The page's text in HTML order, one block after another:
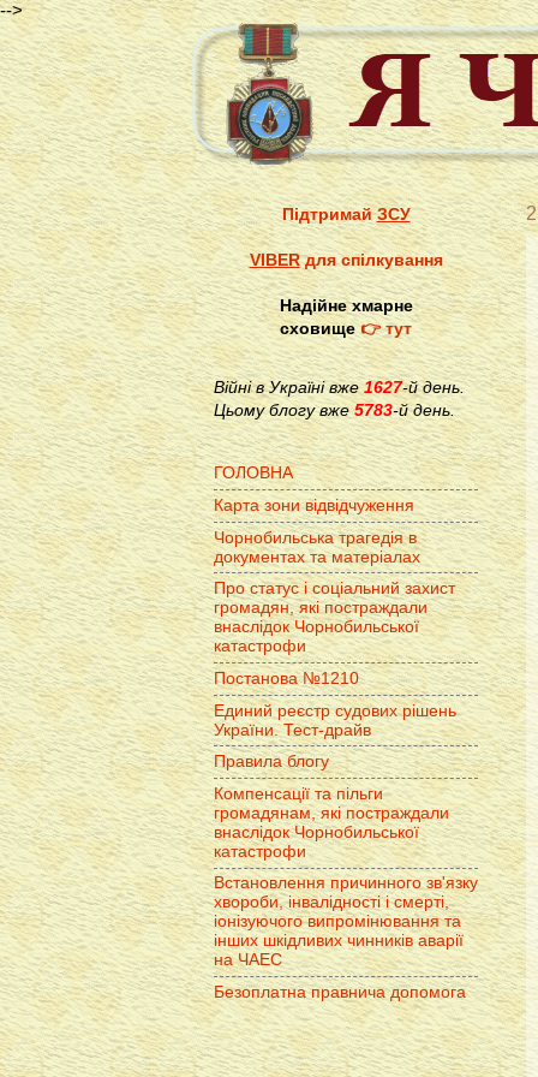
-->
ПідтримайЗСУ
VIBERдля спілкування
Надійне хмарне
сховище👉 тут
Війні в Україні вже1627-й день.
Цьому блогу вже 5783-й день.
ГОЛОВНА
Карта зони відвідчуження
Чорнобильська трагедія в
документах та матеріалах
Про статус і соціальний захист
громадян, які постраждали
внаслідок Чорнобильської
катастрофи
Постанова №1210
Единий реєстр судових рішень
України. Тест-драйв
Правила блогу
Компенсації та пільги
громадянам, які постраждали
внаслідок Чорнобильської
катастрофи
Встановлення причинного зв'язку
хвороби, інвалідності і смерті,
іонізуючого випромінювання та
інших шкідливих чинників аварії
на ЧАЕС
Безоплатна правнича допомога